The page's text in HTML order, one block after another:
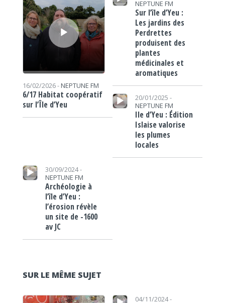
16/02/2026 - NEPTUNE FM
6/17 Habitat coopératif
sur l’Île d’Yeu
NEPTUNE FM
Sur l’île d’Yeu :
Les jardins des
Perdrettes
produisent des
plantes
médicinales et
aromatiques
Lecteur audio
20/01/2025 -
NEPTUNE FM
Ile d’Yeu : Édition
Islaise valorise
les plumes
locales
Lecteur audio
30/09/2024 -
NEPTUNE FM
Archéologie à
l’île d’Yeu :
l’érosion révèle
un site de -1600
av JC
SUR LE MÊME SUJET
Lecteur audio
Lecteur audio
04/11/2024 -